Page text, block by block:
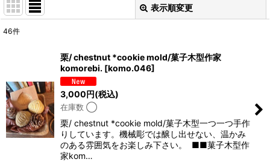
表示順変更
46件
栗/ chestnut *cookie mold/菓子木型作家
komorebi. [komo.046]
3,000 円(税込)
在庫数 ◯
栗/ chestnut *cookie mold/菓子木型一つ一つ手作
りしています。機械彫では醸し出せない、温かみ
のある雰囲気をお楽しみ下さい。 ■■菓子木型作
家kom…